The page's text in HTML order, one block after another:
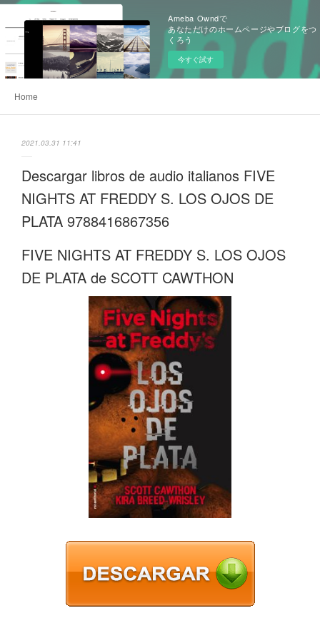
Ameba Owndで
あなただけのホームページやブログをつ
くろう
今すぐ試す
Home
2021.03.31 11:41
Descargar libros de audio italianos FIVE
NIGHTS AT FREDDY S. LOS OJOS DE
PLATA 9788416867356
FIVE NIGHTS AT FREDDY S. LOS OJOS
DE PLATA de SCOTT CAWTHON